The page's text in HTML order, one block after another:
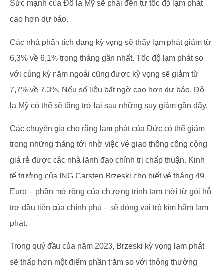
Sức mạnh của Đô la Mỹ sẽ phải đến từ tốc độ lạm phát
cao hơn dự báo.
Các nhà phân tích đang kỳ vọng sẽ thấy lạm phát giảm từ
6,3% về 6,1% trong tháng gần nhất. Tốc độ lạm phát so
với cùng kỳ năm ngoái cũng được kỳ vọng sẽ giảm từ
7,7% về 7,3%. Nếu số liệu bất ngờ cao hơn dự báo, Đô
la Mỹ có thể sẽ tăng trở lại sau những suy giảm gần đây.
Các chuyên gia cho rằng lạm phát của Đức có thể giảm
trong những tháng tới nhờ việc vé giao thông công cộng
giá rẻ được các nhà lãnh đạo chính trị chấp thuận. Kinh
tế trưởng của ING Carsten Brzeski cho biết vé tháng 49
Euro – phần mở rộng của chương trình tạm thời từ gói hỗ
trợ đầu tiên của chính phủ – sẽ đóng vai trò kìm hãm lạm
phát.
Trong quý đầu của năm 2023, Brzeski kỳ vọng lạm phát
sẽ thấp hơn một điểm phần trăm so với thông thường